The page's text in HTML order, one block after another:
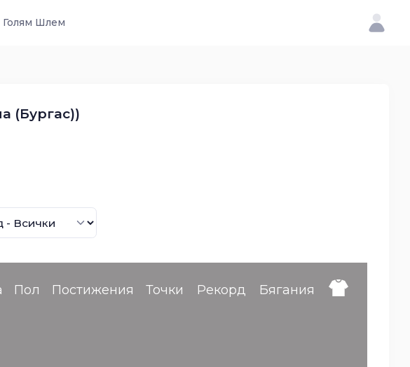
Голям Шлем
(Бургас))
Пол Постижения Точки Рекорд Бягания